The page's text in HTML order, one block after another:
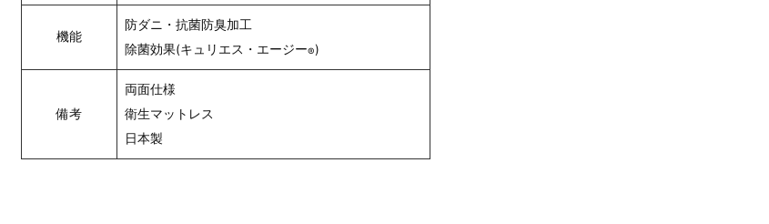
機能
防ダニ・抗菌防臭加工
除菌効果(キュリエス・エージー®)
備考
両面仕様
衛生マットレス
日本製